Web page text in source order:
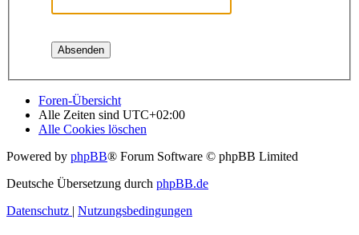
Foren-Übersicht
Alle Zeiten sind UTC+02:00
Alle Cookies löschen
Powered by phpBB® Forum Software © phpBB Limited
Deutsche Übersetzung durch phpBB.de
Datenschutz | Nutzungsbedingungen